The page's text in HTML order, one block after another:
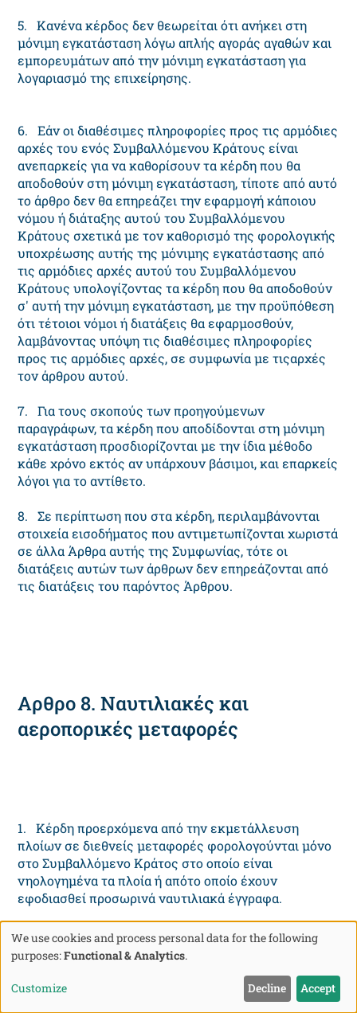
5. Κανένα κέρδος δεν θεωρείται ότι ανήκει στη
μόνιμη εγκατάσταση λόγω απλής αγοράς αγαθών και
εμπορευμάτων από την μόνιμη εγκατάσταση για
λογαριασμό της επιχείρησης.
6. Εάν οι διαθέσιμες πληροφορίες προς τις αρμόδιες
αρχές του ενός Συμβαλλόμενου Κράτους είναι
ανεπαρκείς για να καθορίσουν τα κέρδη που θα
αποδοθούν στη μόνιμη εγκατάσταση, τίποτε από αυτό
το άρθρο δεν θα επηρεάζει την εφαρμογή κάποιου
νόμου ή διάταξης αυτού του Συμβαλλόμενου
Κράτους σχετικά με τον καθορισμό της φορολογικής
υποχρέωσης αυτής της μόνιμης εγκατάστασης από
τις αρμόδιες αρχές αυτού του Συμβαλλόμενου
Κράτους υπολογίζοντας τα κέρδη που θα αποδοθούν
σ' αυτή την μόνιμη εγκατάσταση, με την προϋπόθεση
ότι τέτοιοι νόμοι ή διατάξεις θα εφαρμοσθούν,
λαμβάνοντας υπόψη τις διαθέσιμες πληροφορίες
προς τις αρμόδιες αρχές, σε συμφωνία με τιςαρχές
τον άρθρου αυτού.
7. Για τους σκοπούς των προηγούμενων
παραγράφων, τα κέρδη που αποδίδονται στη μόνιμη
εγκατάσταση προσδιορίζονται με την ίδια μέθοδο
κάθε χρόνο εκτός αν υπάρχουν βάσιμοι, και επαρκείς
λόγοι για το αντίθετο.
8. Σε περίπτωση που στα κέρδη, περιλαμβάνονται
στοιχεία εισοδήματος που αντιμετωπίζονται χωριστά
σε άλλα Άρθρα αυτής της Συμφωνίας, τότε οι
διατάξεις αυτών των άρθρων δεν επηρεάζονται από
τις διατάξεις του παρόντος Άρθρου.
Αρθρο 8. Ναυτιλιακές και
αεροπορικές μεταφορές
1. Κέρδη προερχόμενα από την εκμετάλλευση
πλοίων σε διεθνείς μεταφορές φορολογούνται μόνο
στο Συμβαλλόμενο Κράτος στο οποίο είναι
νηολογημένα τα πλοία ή απότο οποίο έχουν
εφοδιασθεί προσωρινά ναυτιλιακά έγγραφα.
2. Κέρδη προερχόμενα από την εκμετάλλευση
αεροσκάφους σε διεθνείς μεταφορές φορολογούνται
μόνο στο Συμβαλλόμενο Κράτος στο οποίο βρίσκεται
ή έδρα της πραγματικής διοίκησης της επιχείρησης.
Use
of
personal
We use cookies and process personal data for the following
purposes:Functional & Analytics.
Customize Decline Accept